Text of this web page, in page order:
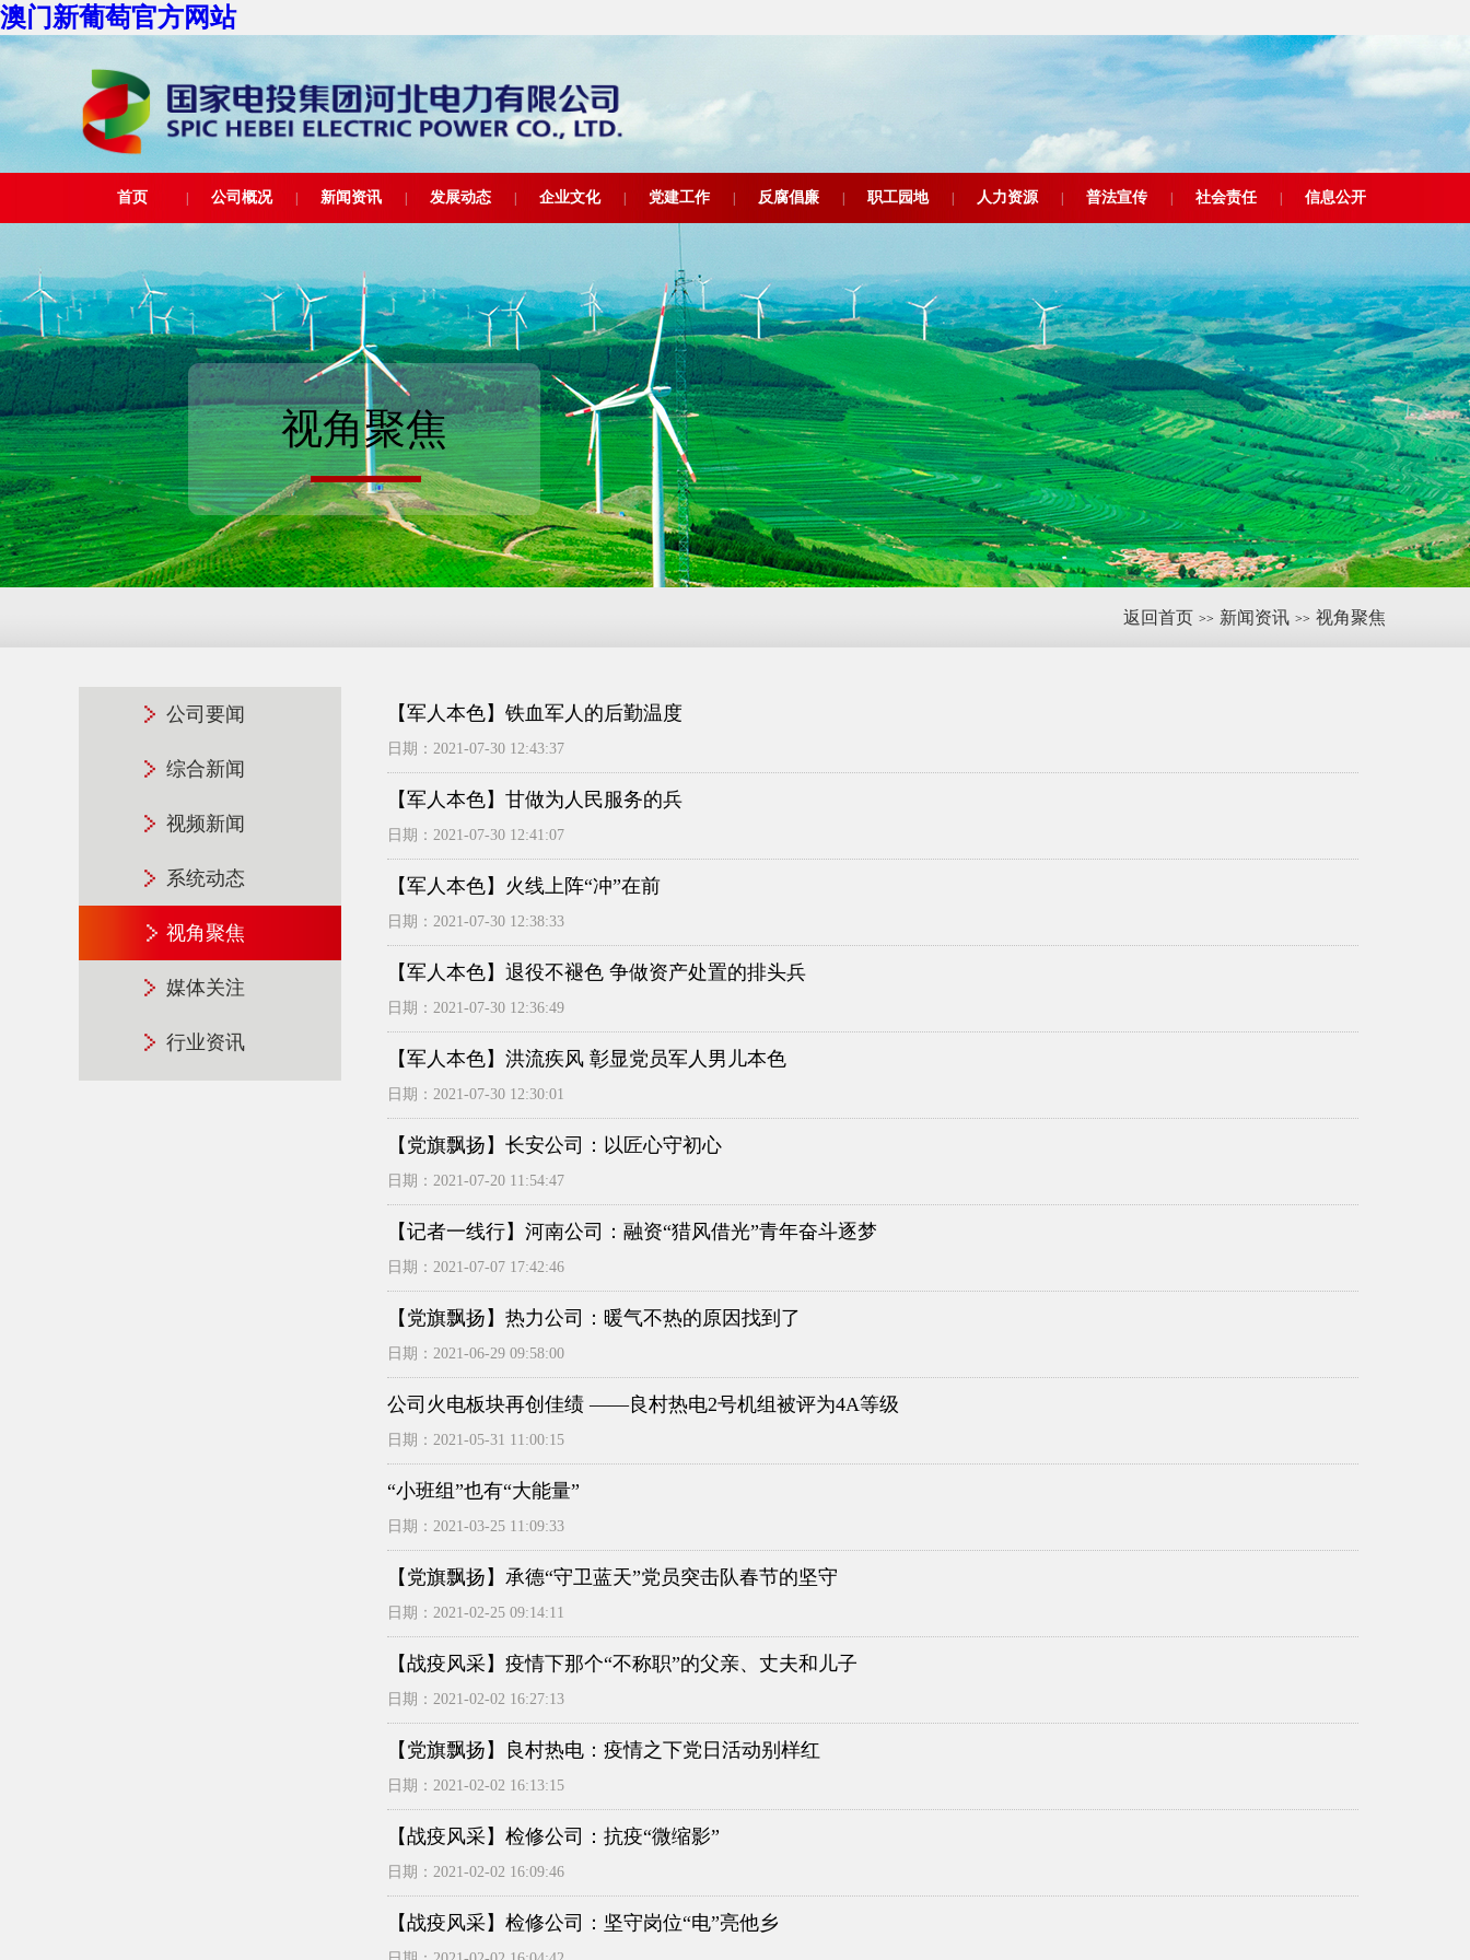
澳门新葡萄官方网站
视角聚焦
首页 公司概况 新闻资讯 发展动态 企业文化 党建工作 反腐倡廉 职工园地 人力资源 普法宣传 社会责任 信息公开
返回首页 >> 新闻资讯 >> 视角聚焦
公司要闻
综合新闻
视频新闻
系统动态
视角聚焦
媒体关注
行业资讯
【军人本色】铁血军人的后勤温度
日期：2021-07-30 12:43:37
【军人本色】甘做为人民服务的兵
日期：2021-07-30 12:41:07
【军人本色】火线上阵“冲”在前
日期：2021-07-30 12:38:33
【军人本色】退役不褪色 争做资产处置的排头兵
日期：2021-07-30 12:36:49
【军人本色】洪流疾风 彰显党员军人男儿本色
日期：2021-07-30 12:30:01
【党旗飘扬】长安公司：以匠心守初心
日期：2021-07-20 11:54:47
【记者一线行】河南公司：融资“猎风借光”青年奋斗逐梦
日期：2021-07-07 17:42:46
【党旗飘扬】热力公司：暖气不热的原因找到了
日期：2021-06-29 09:58:00
公司火电板块再创佳绩 ——良村热电2号机组被评为4A等级
日期：2021-05-31 11:00:15
“小班组”也有“大能量”
日期：2021-03-25 11:09:33
【党旗飘扬】承德“守卫蓝天”党员突击队春节的坚守
日期：2021-02-25 09:14:11
【战疫风采】疫情下那个“不称职”的父亲、丈夫和儿子
日期：2021-02-02 16:27:13
【党旗飘扬】良村热电：疫情之下党日活动别样红
日期：2021-02-02 16:13:15
【战疫风采】检修公司：抗疫“微缩影”
日期：2021-02-02 16:09:46
【战疫风采】检修公司：坚守岗位“电”亮他乡